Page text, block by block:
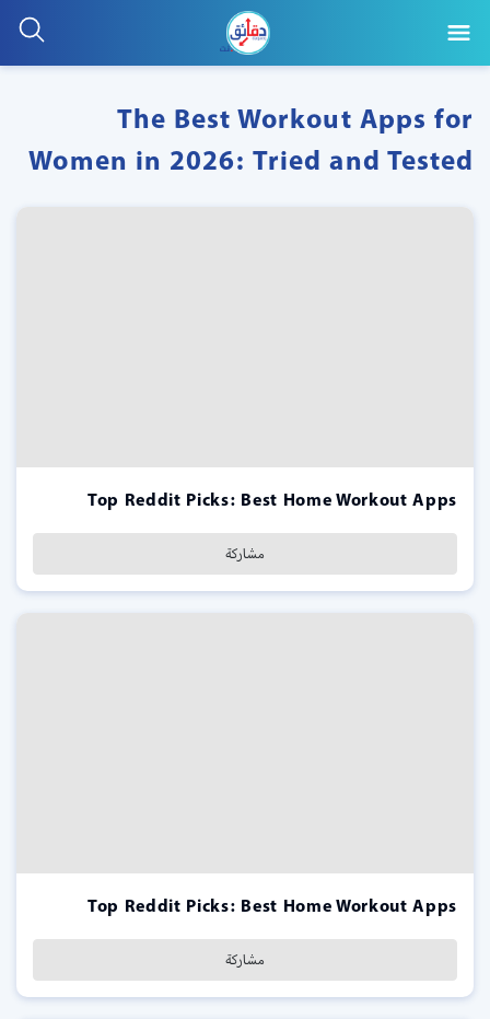
The Best Workout Apps for
Women in 2026: Tried and Tested
Top Reddit Picks: Best Home Workout Apps
مشاركة
Top Reddit Picks: Best Home Workout Apps
مشاركة